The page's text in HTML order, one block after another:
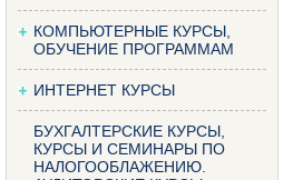
КОМПЬЮТЕРНЫЕ КУРСЫ,
ОБУЧЕНИЕ ПРОГРАММАМ
ИНТЕРНЕТ КУРСЫ
БУХГАЛТЕРСКИЕ КУРСЫ,
КУРСЫ И СЕМИНАРЫ ПО
НАЛОГООБЛАЖЕНИЮ.